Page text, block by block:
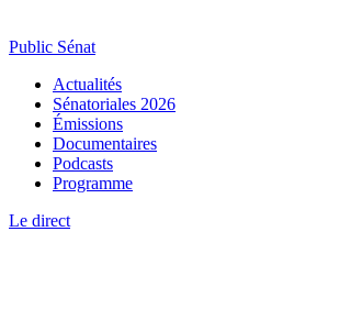
Public Sénat
Actualités
Sénatoriales 2026
Émissions
Documentaires
Podcasts
Programme
Le direct